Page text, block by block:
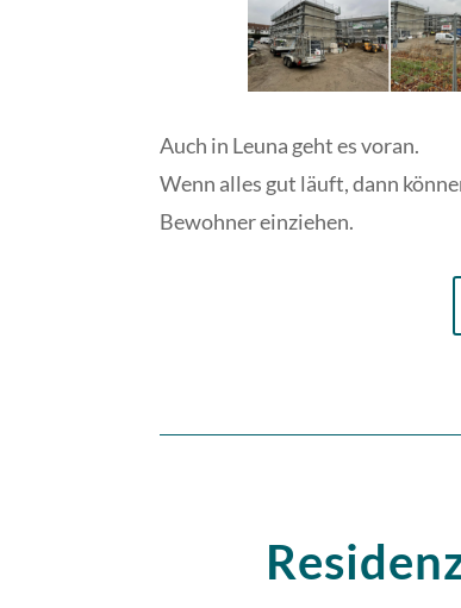
Auch in Leuna geht es voran.
Wenn alles gut läuft, dann
Bewohner einziehen.